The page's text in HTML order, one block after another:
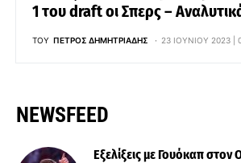
1 του draft οι Σπερς –
ΤΟΥ ΠΈΤΡΟΣ ΔΗΜΗΤΡΙΆΔΗΣ 23 ΙΟΥΝΊΟΥ 2023 |
NEWSFEED
Εξελίξεις με Γουόκαπ